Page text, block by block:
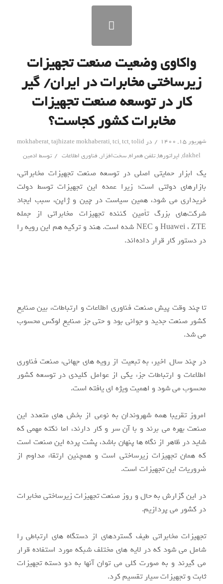
واکاوی وضعیت صنعت تجهیزات
زیرساختی مخابرات در ایران/ گیر
کار در توسعه صنعت تجهیزات
مخابرات کشور کجاست؟
شهریور ۱۵, ۱۴۰۰ / در mokhaberat,tajhizate mokhaberati,tci,tct,tolid
dakhel
, اپراتورها,تلفن همراه,سخت‌افزار, فناوری اطلاعات / توسط ادمین
یک ابزار حمایتی اصلی در توسعه صنعت تجهیزات مخابراتی،
بازارهای دولتی است؛ زیرا عمده این تجهیزات توسط دولت
خریداری می شود، همین سیاست در چین و ژاپن، سبب ایجاد
شرکت‌های بزرگ تأمین کننده تجهیزات مخابراتی از جمله
Huawei ، ZTE و NEC شده است. هند و ترکیه هم این رویه را
در دستور کار قرار داده‌اند.
تا چند وقت پیش صنعت فناوری اطلاعات و ارتباطات، بین صنایع
کشور صنعت جدید و جوانی بود و حتی جز صنایع لوکس محسوب
می شد.
در چند سال اخیر، به تبعیت از رویه های جهانی، صنعت فناوری
اطلاعات و ارتباطات جزء یکی از عوامل کلیدی در توسعه کشور
محسوب می شود و اهمیت ویژه ای یافته است.
امروز تقریبا همه شهروندان به نوعی از بخش های متعدد این
صنعت بهره می برند و با آن سر و کار دارند، اما نکته مهمی که
شاید در ظاهر از نگاه ها پنهان باشد، پشت پرده این صنعت است
که همان تجهیزات زیرساختی است و همچنین ارتقاء مداوم از
ضروریات این تجهیزات است.
در این گزارش به حال و روز صنعت تجهیزات زیرساختی مخابرات
در کشور می پردازیم.
تجهیزات مخابراتی طیف گستردهای از دستگاه های ارتباطی را
شامل می شود که در لایه های مختلف شبکه مورد استفاده قرار
می گیرند و به صورت کلی می توان آنها به دو دسته تجهیزات
ثابت و تجهیزات سیار تقسیم کرد.